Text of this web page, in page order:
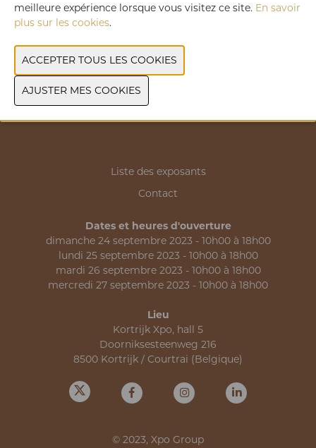
DÉCOUVREZ LES DERNIERS PRODUITS À TASTE OF
TAVOLA
PRÉCÉDENT
Liste des exposants
Contact
Dates et heures d'ouverture
dimanche 24 septembre 2023 - 10h00 à 18h00
lundi 25 septembre 2023 - 10h00 à 18h00
mardi 26 septembre 2023 - 10h00 à 18h00
mercredi 27 septembre 2023 - 10h00 à 18h00
Lieu
Kortrijk Xpo, hall 5
Doorniksesteenweg 216
8500 Kortrijk / Courtrai (Belgique)
© 2023, Xpo Group
meilleure expérience lorsque vous visitez ce site. En savoir
plus sur les cookies.